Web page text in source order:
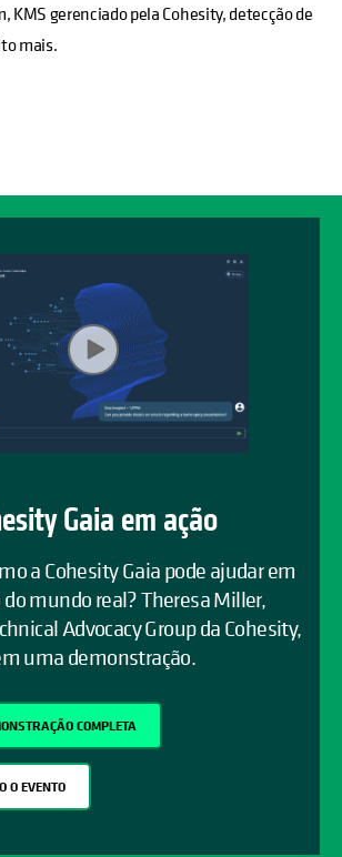
KMS gerenciado pela Cohesity, detecção de
mais.
Gaia em ação
a Cohesity Gaia pode ajudar em
mundo real? Theresa Miller,
Advocacy Group da Cohesity,
uma demonstração.
COMPLETA
O EVENTO